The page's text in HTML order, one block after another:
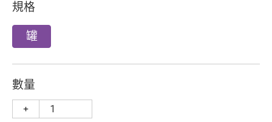
規格
罐
數量
+